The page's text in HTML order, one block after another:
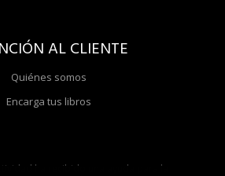
AL CLIENTE
Quiénes somos
Encarga tus libros
ha recibido una ayuda para la